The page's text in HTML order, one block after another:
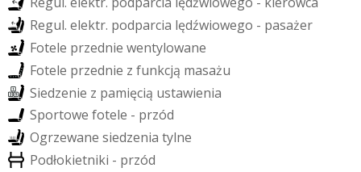
Regul. elektr. podparcia lędźwiowego - pasażer
Fotele przednie wentylowane
Fotele przednie z funkcją masażu
Siedzenie z pamięcią ustawienia
Sportowe fotele - przód
Ogrzewane siedzenia tylne
Podłokietniki - przód